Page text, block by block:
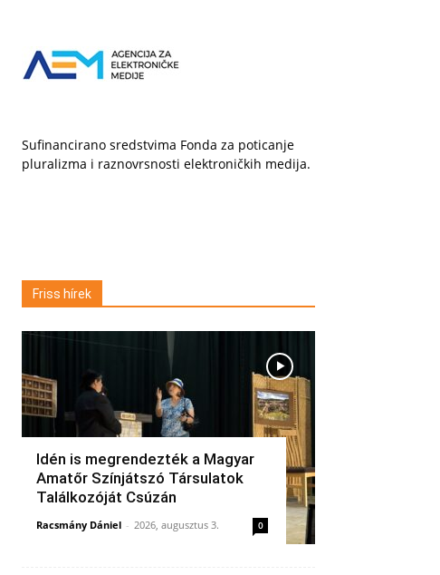
Sufinancirano sredstvima Fonda za poticanje
pluralizma i raznovrsnosti elektroničkih medija.
Friss hírek
Idén is megrendezték a Magyar
Amatőr Színjátszó Társulatok
Találkozóját Csúzán
Racsmány Dániel - 2026, augusztus 3. 0